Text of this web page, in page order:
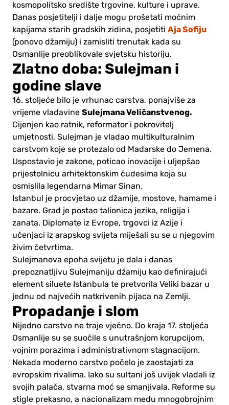
kosmopolitsko središte trgovine, kulture i uprave.
Danas posjetitelji i dalje mogu prošetati moćnim
kapijama starih gradskih zidina, posjetiti Aja Sofiju
(ponovo džamiju) i zamisliti trenutak kada su
Osmanlije preoblikovale svjetsku historiju.
Zlatno doba: Sulejman i
godine slave
16. stoljeće bilo je vrhunac carstva, ponajviše za
vrijeme vladavine Sulejmana Veličanstvenog.
Cijenjen kao ratnik, reformator i pokrovitelj
umjetnosti, Sulejman je vladao multikulturalnim
carstvom koje se protezalo od Mađarske do Jemena.
Uspostavio je zakone, poticao inovacije i uljepšao
prijestolnicu arhitektonskim čudesima koja su
osmislila legendarna Mimar Sinan.
Istanbul je procvjetao uz džamije, mostove, hamame i
bazare. Grad je postao talionica jezika, religija i
zanata. Diplomate iz Evrope, trgovci iz Azije i
učenjaci iz arapskog svijeta miješali su se u njegovim
živim četvrtima.
Sulejmanova epoha svijetu je dala i danas
prepoznatljivu Sulejmaniju džamiju kao definirajući
element siluete Istanbula te pretvorila Veliki bazar u
jednu od najvećih natkrivenih pijaca na Zemlji.
Propadanje i slom
Nijedno carstvo ne traje vječno. Do kraja 17. stoljeća
Osmanlije su se suočile s unutrašnjom korupcijom,
vojnim porazima i administrativnom stagnacijom.
Nekada moderno carstvo počelo je zaostajati za
evropskim rivalima. Iako su sultani još uvijek vladali iz
svojih palača, stvarna moć se smanjivala. Reformе su
stigle prekasno, a nacionalizam među mnogobrojnim